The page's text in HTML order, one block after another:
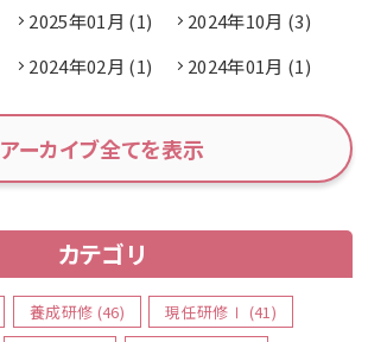
2025年01月 (1)
2024年10月 (3)
2024年02月 (1) 2024年01月 (1)
アーカイブ全てを表示
カテゴリ
養成研修 (46)
現任研修Ⅰ (41)